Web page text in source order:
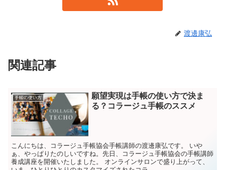
渡邊康弘
関連記事
手帳の使い方
願望実現は手帳の使い方で決ま
る？コラージュ手帳のススメ
こんにちは、コラージュ手帳協会手帳講師の渡邊康弘です。 いや
ぁ、やっぱりたのしいですね。先日、コラージュ手帳協会の手帳講師
養成講座を開催いたしました。 オンラインサロンで盛り上がって、